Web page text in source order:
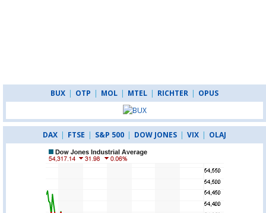
BUX | OTP | MOL | MTEL | RICHTER | OPUS
DAX | FTSE | S&P 500 | DOW JONES | VIX | OLAJ